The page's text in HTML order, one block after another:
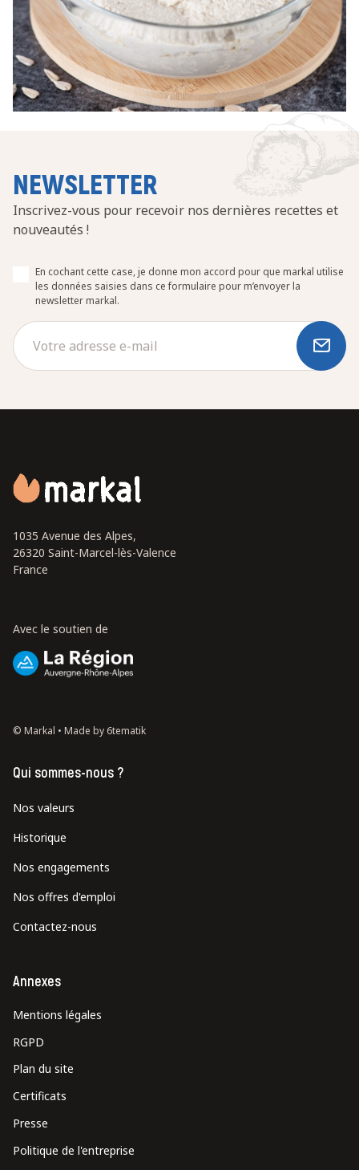
NEWSLETTER
Inscrivez-vous pour recevoir nos dernières recettes et
nouveautés !
En cochant cette case, je donne mon accord pour que markal utilise
les données saisies dans ce formulaire pour m’envoyer la
newsletter markal.
1035 Avenue des Alpes,
26320 Saint-Marcel-lès-Valence
France
Avec le soutien de
© Markal • Made by 6tematik
Qui sommes-nous ?
Nos valeurs
Historique
Nos engagements
Nos offres d'emploi
Contactez-nous
Annexes
Mentions légales
RGPD
Plan du site
Certificats
Presse
Politique de l'entreprise